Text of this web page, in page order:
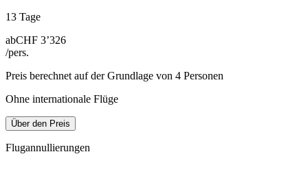
13 Tage
abCHF 3’326
/pers.
Preis berechnet auf der Grundlage von 4 Personen
Ohne internationale Flüge
Über den Preis
Flugannullierungen